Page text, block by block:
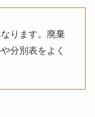
ります。廃棄
分別表をよく